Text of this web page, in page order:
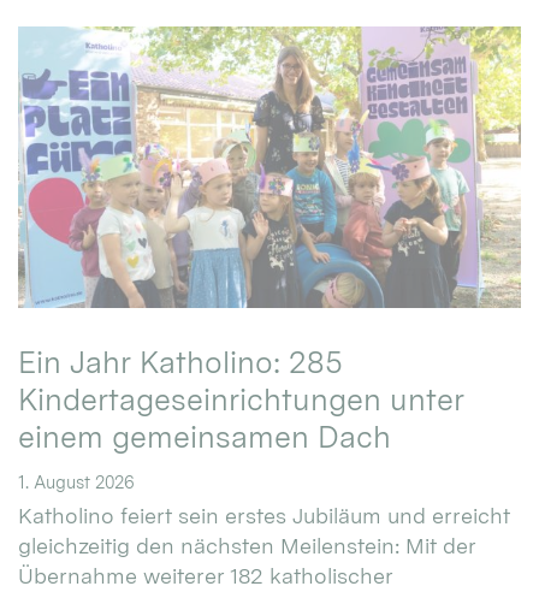
Ein Jahr Katholino: 285
Kindertageseinrichtungen unter
einem gemeinsamen Dach
1. August 2026
Katholino feiert sein erstes Jubiläum und erreicht
gleichzeitig den nächsten Meilenstein: Mit der
Übernahme weiterer 182 katholischer